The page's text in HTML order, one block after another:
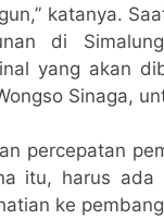
katanya.
di
yang akan
Sinaga,
percepatan
itu, harus
ke